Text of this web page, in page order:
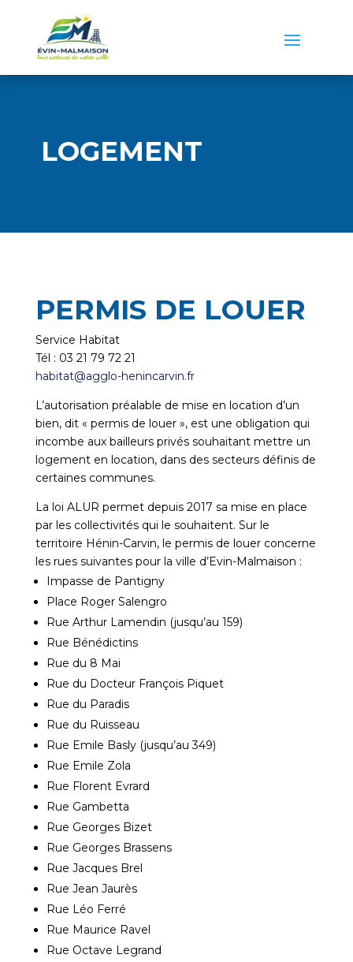
LOGEMENT
PERMIS DE LOUER
Service Habitat
Tél : 03 21 79 72 21
habitat@agglo-henincarvin.fr
L’autorisation préalable de mise en location d’un
bien, dit « permis de louer », est une obligation qui
incombe aux bailleurs privés souhaitant mettre un
logement en location, dans des secteurs définis de
certaines communes.
La loi ALUR permet depuis 2017 sa mise en place
par les collectivités qui le souhaitent. Sur le
territoire Hénin-Carvin, le permis de louer concerne
les rues suivantes pour la ville d’Evin-Malmaison :
Impasse de Pantigny
Place Roger Salengro
Rue Arthur Lamendin (jusqu’au 159)
Rue Bénédictins
Rue du 8 Mai
Rue du Docteur François Piquet
Rue du Paradis
Rue du Ruisseau
Rue Emile Basly (jusqu’au 349)
Rue Emile Zola
Rue Florent Evrard
Rue Gambetta
Rue Georges Bizet
Rue Georges Brassens
Rue Jacques Brel
Rue Jean Jaurès
Rue Léo Ferré
Rue Maurice Ravel
Rue Octave Legrand